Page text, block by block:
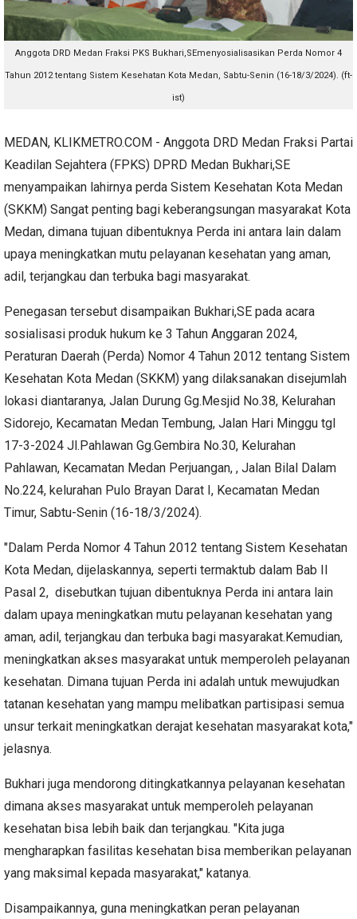
Anggota DRD Medan Fraksi PKS Bukhari,SEmenyosialisasikan Perda Nomor 4
Tahun 2012 tentang Sistem Kesehatan Kota Medan, Sabtu-Senin (16-18/3/2024). (ft-
ist)
MEDAN, KLIKMETRO.COM - Anggota DRD Medan Fraksi Partai
Keadilan Sejahtera (FPKS) DPRD Medan Bukhari,SE
menyampaikan lahirnya perda Sistem Kesehatan Kota Medan
(SKKM) Sangat penting bagi keberangsungan masyarakat Kota
Medan, dimana tujuan dibentuknya Perda ini antara lain dalam
upaya meningkatkan mutu pelayanan kesehatan yang aman,
adil, terjangkau dan terbuka bagi masyarakat.
Penegasan tersebut disampaikan Bukhari,SE pada acara
sosialisasi produk hukum ke 3 Tahun Anggaran 2024,
Peraturan Daerah (Perda) Nomor 4 Tahun 2012 tentang Sistem
Kesehatan Kota Medan (SKKM) yang dilaksanakan disejumlah
lokasi diantaranya, Jalan Durung Gg.Mesjid No.38, Kelurahan
Sidorejo, Kecamatan Medan Tembung, Jalan Hari Minggu tgl
17-3-2024 Jl.Pahlawan Gg.Gembira No.30, Kelurahan
Pahlawan, Kecamatan Medan Perjuangan, , Jalan Bilal Dalam
No.224, kelurahan Pulo Brayan Darat I, Kecamatan Medan
Timur, Sabtu-Senin (16-18/3/2024).
"Dalam Perda Nomor 4 Tahun 2012 tentang Sistem Kesehatan
Kota Medan, dijelaskannya, seperti termaktub dalam Bab II
Pasal 2, disebutkan tujuan dibentuknya Perda ini antara lain
dalam upaya meningkatkan mutu pelayanan kesehatan yang
aman, adil, terjangkau dan terbuka bagi masyarakat.Kemudian,
meningkatkan akses masyarakat untuk memperoleh pelayanan
kesehatan. Dimana tujuan Perda ini adalah untuk mewujudkan
tatanan kesehatan yang mampu melibatkan partisipasi semua
unsur terkait meningkatkan derajat kesehatan masyarakat kota,"
jelasnya.
Bukhari juga mendorong ditingkatkannya pelayanan kesehatan
dimana akses masyarakat untuk memperoleh pelayanan
kesehatan bisa lebih baik dan terjangkau. "Kita juga
mengharapkan fasilitas kesehatan bisa memberikan pelayanan
yang maksimal kepada masyarakat," katanya.
Disampaikannya, guna meningkatkan peran pelayanan